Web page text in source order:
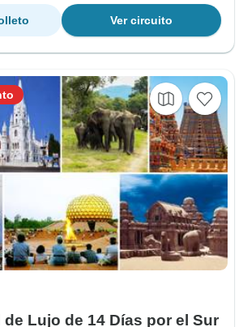
Ver circuito
Lujo de 14 Días por el Sur